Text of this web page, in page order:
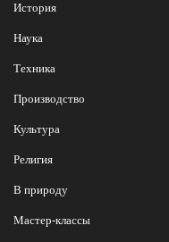
История
Наука
Техника
Производство
Культура
Религия
В природу
Мастер-классы